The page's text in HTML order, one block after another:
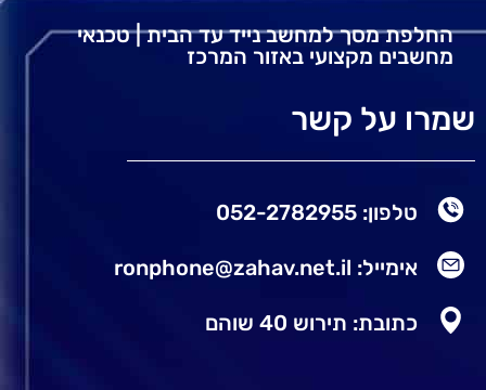
החלפת מסך למחשב נייד עד הבית | טכנאי
מחשבים מקצועי באזור המרכז
שמרו על קשר
טלפון: 052-2782955
אימייל: ronphone@zahav.net.il
כתובת: תירוש 40 שוהם